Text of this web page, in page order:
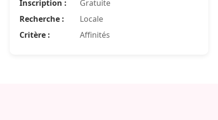
Inscription :
Gratuite
Recherche :
Locale
Critère :
Affinités